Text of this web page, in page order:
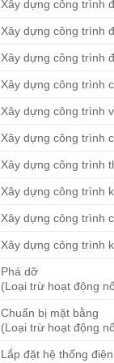
Xây dựng công trình
Xây dựng công trình
Xây dựng công trình
Xây dựng công trình
Xây dựng công trình
Xây dựng công trình
Xây dựng công trình
Xây dựng công trình
Xây dựng công trình
Xây dựng công trình
Phá dỡ
(Loại trừ hoạt động
Chuẩn bị mặt bằng
(Loại trừ hoạt động
Lắp đặt hệ thống điện